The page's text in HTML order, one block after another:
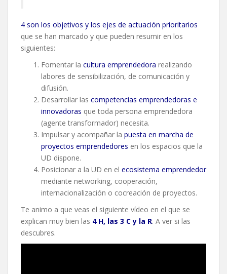
4 son los objetivos y los ejes de actuación prioritarios
que se han marcado y que pueden resumir en los
siguientes:
Fomentar la cultura emprendedora realizando
labores de sensibilización, de comunicación y
difusión.
Desarrollar las competencias emprendedoras e
innovadoras que toda persona emprendedora
(agente transformador) necesita.
Impulsar y acompañar la puesta en marcha de
proyectos emprendedores en los espacios que la
UD dispone.
Posicionar a la UD en el ecosistema emprendedor
mediante networking, cooperación,
internacionalización o cocreación de proyectos.
Te animo a que veas el siguiente vídeo en el que se
explican muy bien las 4 H, las 3 C y la R. A ver si las
descubres.